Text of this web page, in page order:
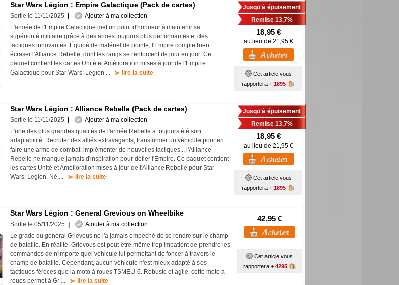
Star Wars Légion : Empire Galactique (Pack de cartes)
Sortie le 11/11/2025
Ajouter à ma collection
L'armée de l'Empire Galactique met un point d'honneur à maintenir sa
supériorité militaire grâce à des armes toujours plus performantes et des
tactiques innovantes. Équipé de matériel de pointe, l'Empire compte bien
écraser l'Alliance Rebelle, dont les rangs se renforcent de jour en jour. Ce
paquet contient les cartes Unité et Amélioration mises à jour de l'Empire
Galactique pour Star Wars: Legion ...
lire la suite
Jusqu'à épuisement
Remise 13,7%
18,95 €
au lieu de 21,95 €
Cet article vous
rapportera + 1895
Star Wars Légion : Alliance Rebelle (Pack de cartes)
Sortie le 11/11/2025
Ajouter à ma collection
L'une des plus grandes qualités de l'armée Rebelle a toujours été son
adaptabilité. Recruter des alliés extravagants, transformer un véhicule pour en
faire une arme de combat, implémenter de nouvelles tactiques... l'Alliance
Rebelle ne manque jamais d'inspiration pour défier l'Empire. Ce paquet contient
les cartes Unité et Amélioration mises à jour de l'Alliance Rebelle pour Star
Wars: Legion. Né ...
lire la suite
Jusqu'à épuisement
Remise 13,7%
18,95 €
au lieu de 21,95 €
Cet article vous
rapportera + 1895
Star Wars Légion : General Grevious on Wheelbike
Sortie le 05/11/2025
Ajouter à ma collection
Le grade du général Grievous ne l'a jamais empêché de se rendre sur le champ
de bataille. En réalité, Grievous est peut-être même trop impatient de prendre les
commandes de n'importe quel véhicule lui permettant de foncer à travers le
champ de bataille. Cependant, aucun véhicule n'est mieux adapté à ses
tactiques féroces que la moto à roues TSMEU-6. Robuste et agile, cette moto à
roues permet à Gr ...
lire la suite
42,95 €
Cet article vous
rapportera + 4295